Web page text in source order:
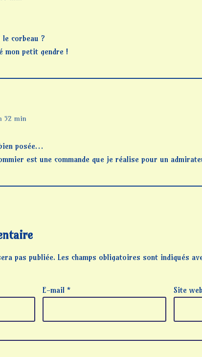
corbeau ?
mon petit gendre !
52 min
posée…
est une commande que je réalise pour un
pas publiée. Les champs obligatoires sont indiqués
E-mail * Site web